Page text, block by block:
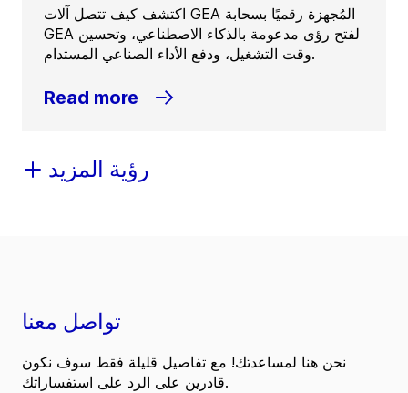
اكتشف كيف تتصل آلات GEA المُجهزة رقميًا بسحابة
GEA لفتح رؤى مدعومة بالذكاء الاصطناعي، وتحسين
وقت التشغيل، ودفع الأداء الصناعي المستدام.
Read more
رؤية المزيد
تواصل معنا
نحن هنا لمساعدتك! مع تفاصيل قليلة فقط سوف نكون
قادرين على الرد على استفساراتك.